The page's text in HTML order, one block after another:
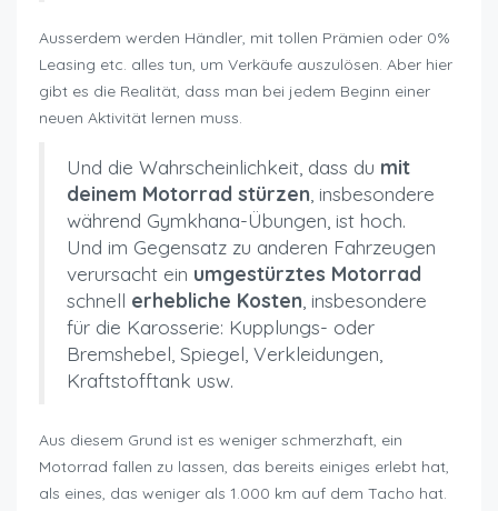
Ausserdem werden Händler, mit tollen Prämien oder 0%
Leasing etc. alles tun, um Verkäufe auszulösen. Aber hier
gibt es die Realität, dass man bei jedem Beginn einer
neuen Aktivität lernen muss.
Und die Wahrscheinlichkeit, dass du mit
deinem Motorrad stürzen , insbesondere
während Gymkhana-Übungen, ist hoch.
Und im Gegensatz zu anderen Fahrzeugen
verursacht ein umgestürztes Motorrad
schnell erhebliche Kosten , insbesondere
für die Karosserie: Kupplungs- oder
Bremshebel, Spiegel, Verkleidungen,
Kraftstofftank usw.
Aus diesem Grund ist es weniger schmerzhaft, ein
Motorrad fallen zu lassen, das bereits einiges erlebt hat,
als eines, das weniger als 1.000 km auf dem Tacho hat.